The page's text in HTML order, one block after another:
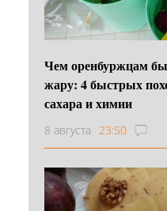
Чем оренбуржцам
жару: 4 быстрых
сахара и химии
8 августа 23:50